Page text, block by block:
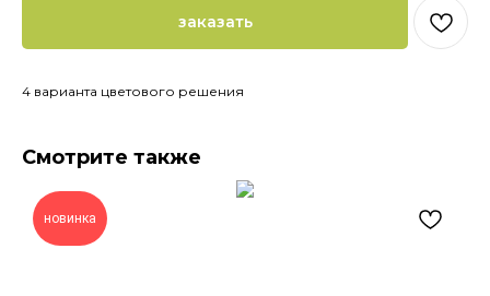
заказать
4 варианта цветового решения
Смотрите также
новинка